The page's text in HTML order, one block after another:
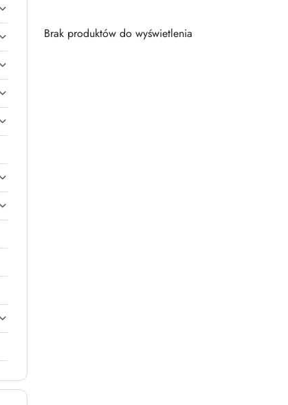
Brak produktów do wyświetlenia